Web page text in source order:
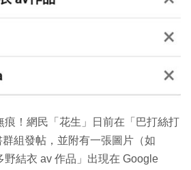
痕！網民「花生」日前在「巴打絲打
組發帖，並附有一張圖片（如
野結衣 av 作品」出現在 Google